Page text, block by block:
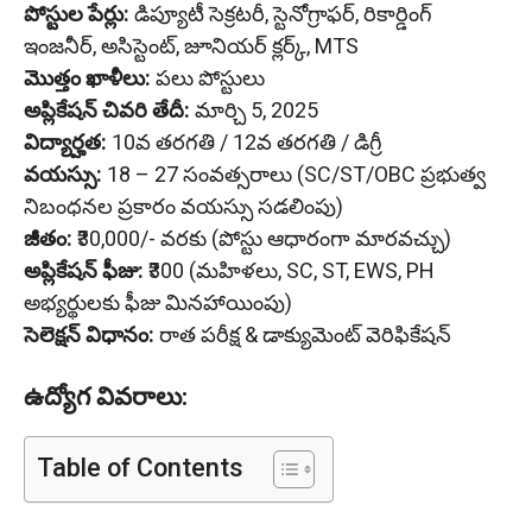
పోస్టుల పేర్లు: డిప్యూటీ సెక్రటరీ, స్టెనోగ్రాఫర్, రికార్డింగ్
ఇంజనీర్, అసిస్టెంట్, జూనియర్ క్లర్క్, MTS
మొత్తం ఖాళీలు: పలు పోస్టులు
అప్లికేషన్ చివరి తేదీ: మార్చి 5, 2025
విద్యార్హత: 10వ తరగతి / 12వ తరగతి / డిగ్రీ
వయస్సు: 18 – 27 సంవత్సరాలు (SC/ST/OBC ప్రభుత్వ
నిబంధనల ప్రకారం వయస్సు సడలింపు)
జీతం: ₹30,000/- వరకు (పోస్టు ఆధారంగా మారవచ్చు)
అప్లికేషన్ ఫీజు: ₹300 (మహిళలు, SC, ST, EWS, PH
అభ్యర్థులకు ఫీజు మినహాయింపు)
సెలెక్షన్ విధానం: రాత పరీక్ష & డాక్యుమెంట్ వెరిఫికేషన్
ఉద్యోగ వివరాలు:
Table of Contents